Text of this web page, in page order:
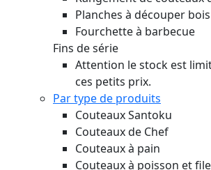
Planches à découper bois
Fourchette à barbecue
Fins de série
Attention le stock est
ces petits prix.
Par type de produits
Couteaux Santoku
Couteaux de Chef
Couteaux à pain
Couteaux à poisson et